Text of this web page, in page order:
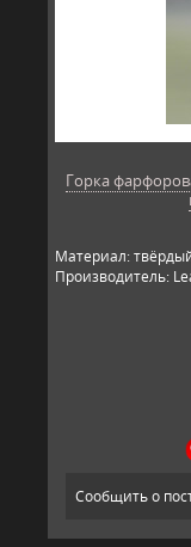
Горка
Материал:
Производитель:
Сообщить о